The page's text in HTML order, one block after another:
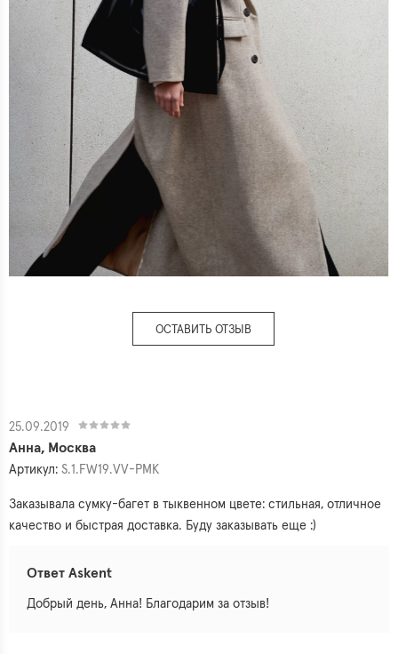
ОСТАВИТЬ ОТЗЫВ
25.09.2019
Анна, Москва
Артикул: S.1.FW19.VV-PMK
Заказывала сумку-багет в тыквенном цвете: стильная, отличное
качество и быстрая доставка. Буду заказывать еще :)
Ответ Askent
Добрый день, Анна! Благодарим за отзыв!